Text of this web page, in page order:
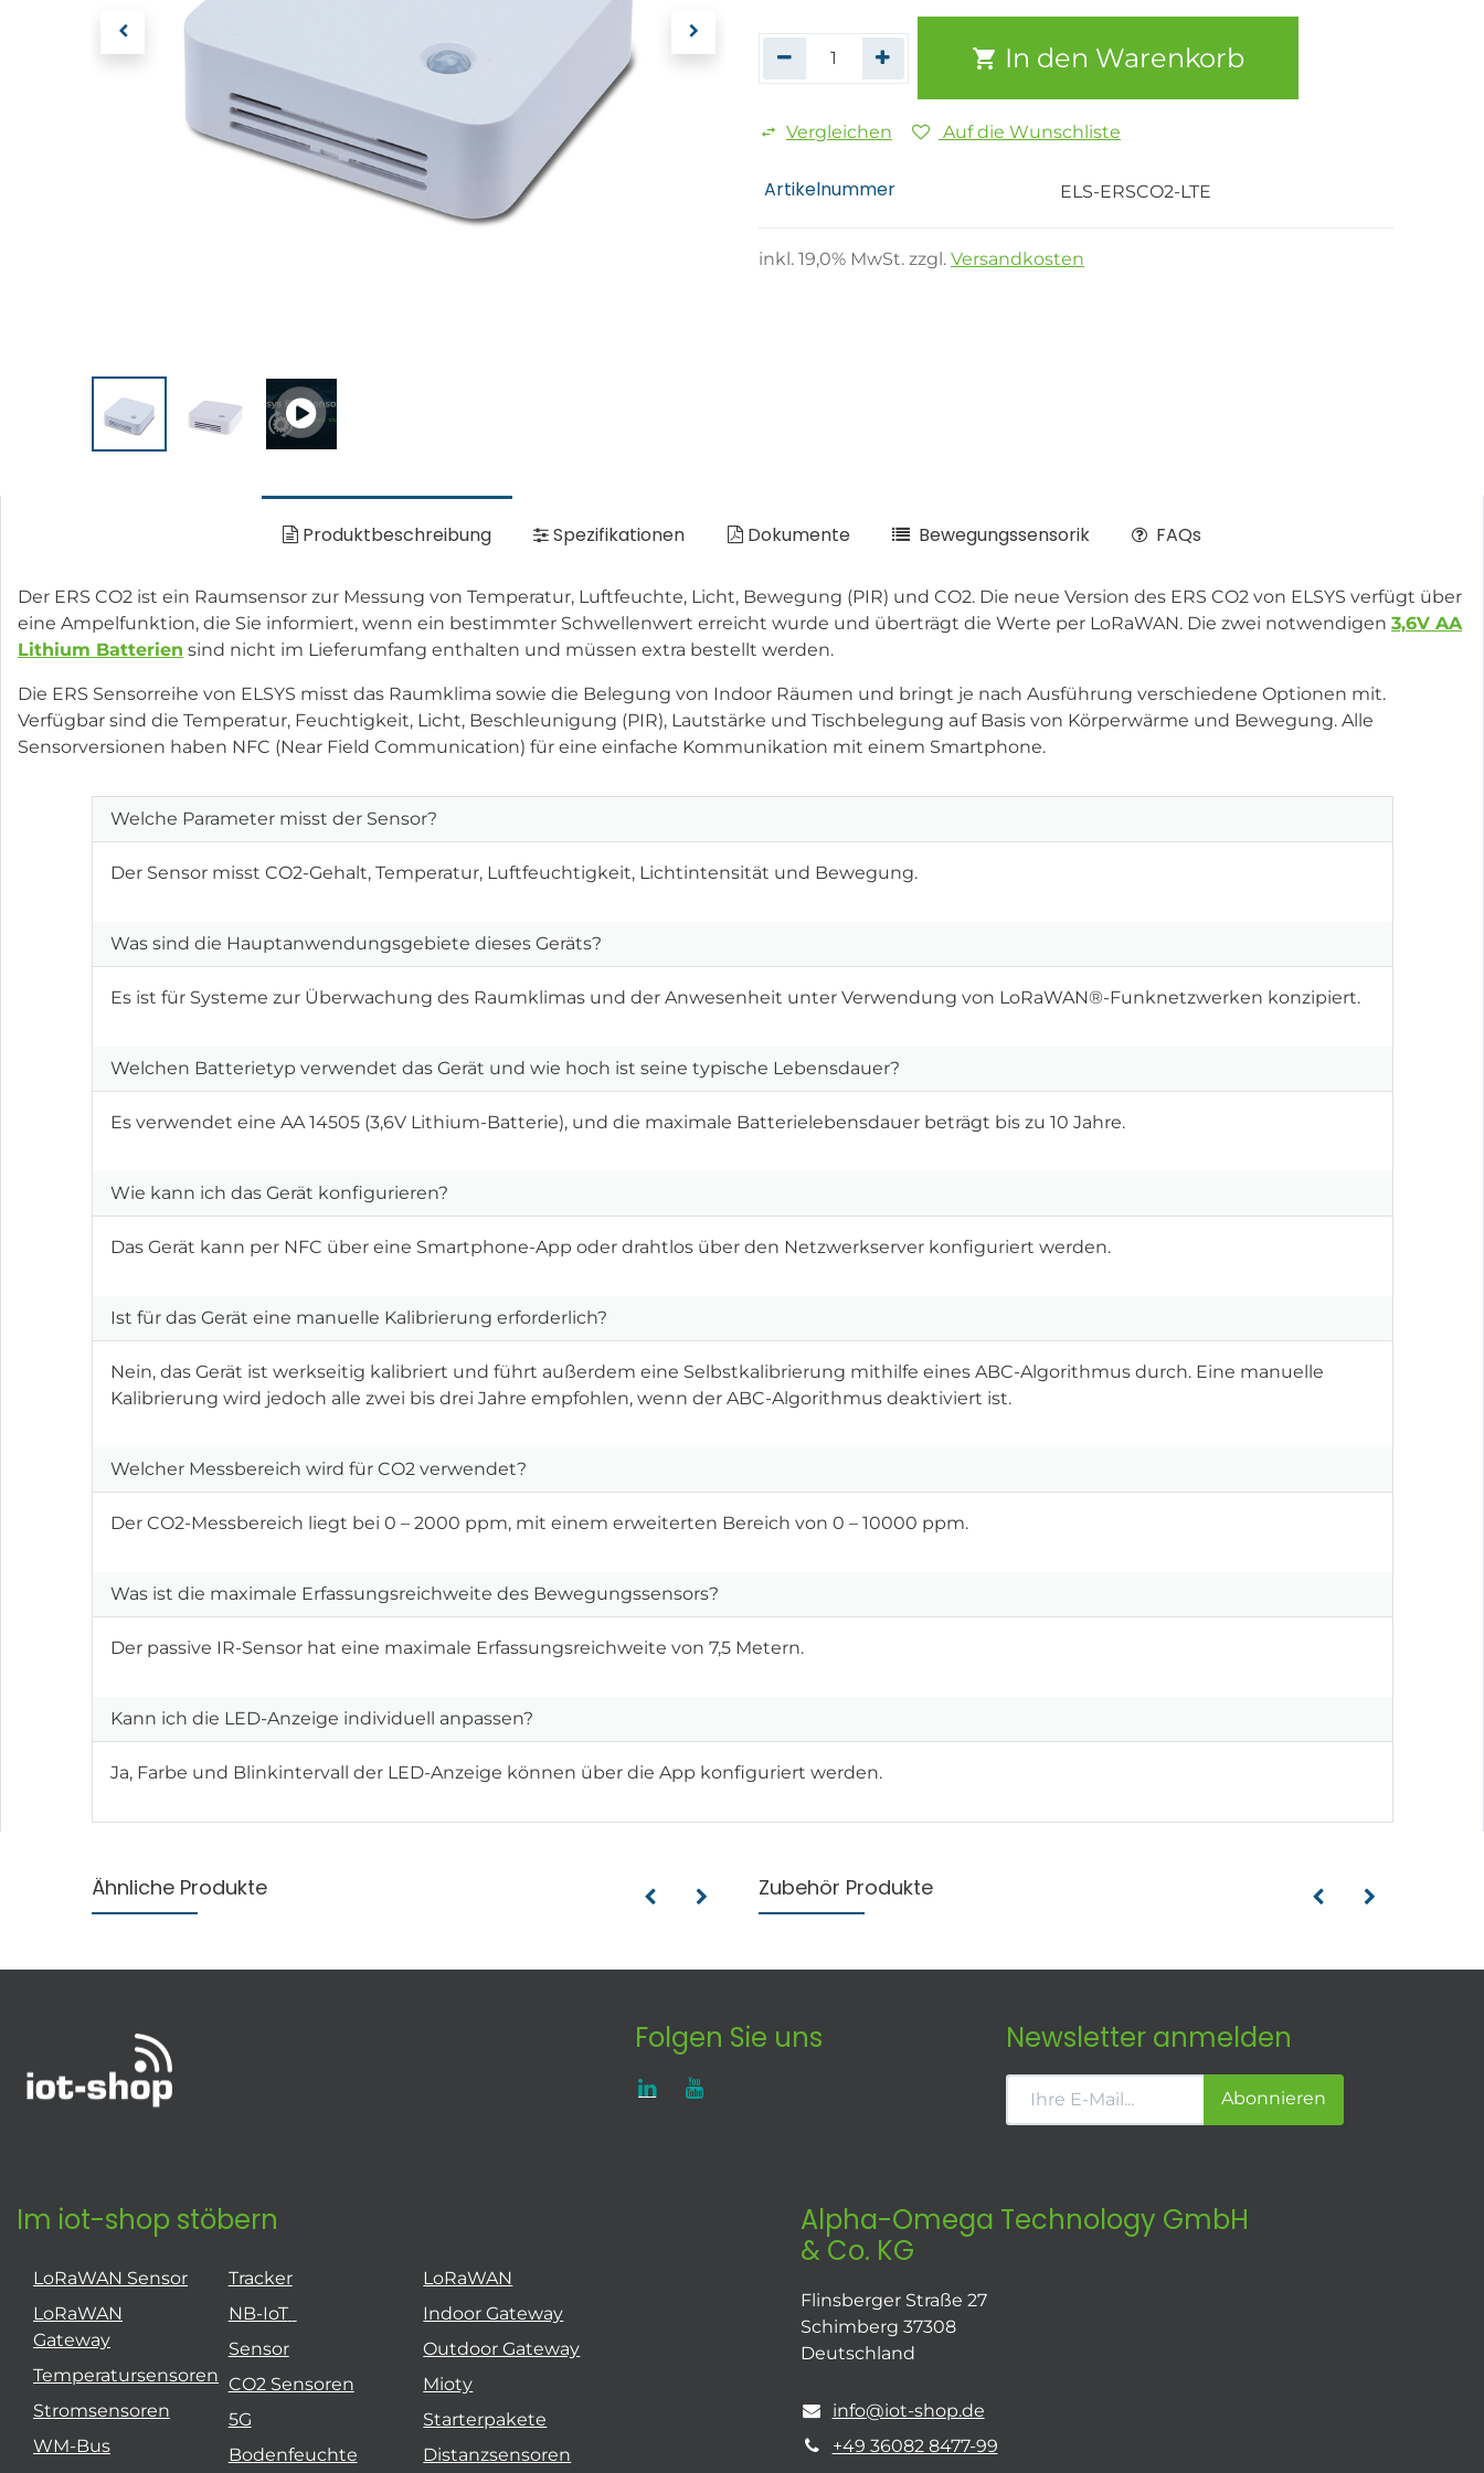
In den Warenkorb
Vergleichen Auf die Wunschliste
Artikelnummer ELS-ERSCO2-LTE
inkl. 19,0% MwSt. zzgl. Versandkosten
Produktbeschreibung Spezifikationen Dokumente Bewegungssensorik FAQs
Der ERS CO2 ist ein Raumsensor zur Messung von Temperatur, Luftfeuchte, Licht, Bewegung (PIR) und CO2. Die neue Version des ERS CO2 von ELSYS verfügt über
eine Ampelfunktion, die Sie informiert, wenn ein bestimmter Schwellenwert erreicht wurde und überträgt die Werte per LoRaWAN. Die zwei notwendigen 3,6V AA
Lithium Batterien sind nicht im Lieferumfang enthalten und müssen extra bestellt werden.
Die ERS Sensorreihe von ELSYS misst das Raumklima sowie die Belegung von Indoor Räumen und bringt je nach Ausführung verschiedene Optionen mit.
Verfügbar sind die Temperatur, Feuchtigkeit, Licht, Beschleunigung (PIR), Lautstärke und Tischbelegung auf Basis von Körperwärme und Bewegung. Alle
Sensorversionen haben NFC (Near Field Communication) für eine einfache Kommunikation mit einem Smartphone.
Welche Parameter misst der Sensor?
Der Sensor misst CO2-Gehalt, Temperatur, Luftfeuchtigkeit, Lichtintensität und Bewegung.
Was sind die Hauptanwendungsgebiete dieses Geräts?
Es ist für Systeme zur Überwachung des Raumklimas und der Anwesenheit unter Verwendung von LoRaWAN®-Funknetzwerken konzipiert.
Welchen Batterietyp verwendet das Gerät und wie hoch ist seine typische Lebensdauer?
Es verwendet eine AA 14505 (3,6V Lithium-Batterie), und die maximale Batterielebensdauer beträgt bis zu 10 Jahre.
Wie kann ich das Gerät konfigurieren?
Das Gerät kann per NFC über eine Smartphone-App oder drahtlos über den Netzwerkserver konfiguriert werden.
Ist für das Gerät eine manuelle Kalibrierung erforderlich?
Nein, das Gerät ist werkseitig kalibriert und führt außerdem eine Selbstkalibrierung mithilfe eines ABC-Algorithmus durch. Eine manuelle
Kalibrierung wird jedoch alle zwei bis drei Jahre empfohlen, wenn der ABC-Algorithmus deaktiviert ist.
Welcher Messbereich wird für CO2 verwendet?
Der CO2-Messbereich liegt bei 0 – 2000 ppm, mit einem erweiterten Bereich von 0 – 10000 ppm.
Was ist die maximale Erfassungsreichweite des Bewegungssensors?
Der passive IR-Sensor hat eine maximale Erfassungsreichweite von 7,5 Metern.
Kann ich die LED-Anzeige individuell anpassen?
Ja, Farbe und Blinkintervall der LED-Anzeige können über die App konfiguriert werden.
Ähnliche Produkte Zubehör Produkte
Folgen Sie uns Newsletter anmelden
Abonnieren
Im iot-shop stöbern
LoRaWAN Sensor
LoRaWAN
Gateway
Temperatursensoren
Stromsensoren
WM-Bus
Tracker
NB-IoT
Sensor
CO2 Sensoren
5G
Bodenfeuchte
LoRaWAN
Indoor Gateway
Outdoor Gateway
Mioty
Starterpakete
Distanzsensoren
Alpha-Omega Technology GmbH
& Co. KG
Flinsberger Straße 27
Schimberg 37308
Deutschland
info@iot-shop.de
+49 36082 8477-99